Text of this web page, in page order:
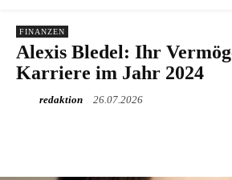
FINANZEN
Alexis Bledel: Ihr
Karriere im Jahr 2024
redaktion 26.07.2026